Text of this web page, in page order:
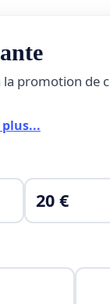
promotion de
20 €